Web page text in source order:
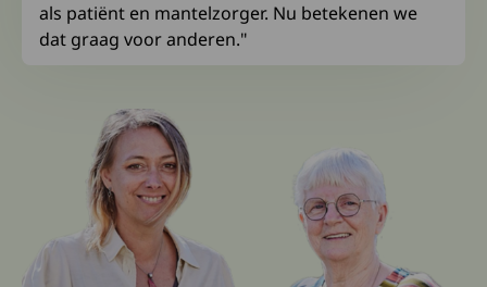
als patiënt en mantelzorger. Nu betekenen we
dat graag voor anderen."